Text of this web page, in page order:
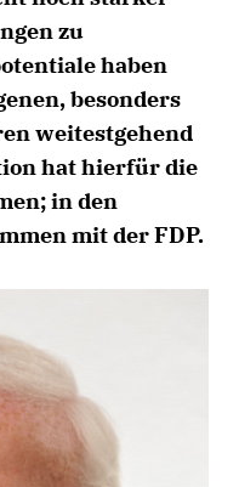
zu
haben
besonders
weitestgehend
hat hierfür die
in den
mit der FDP.